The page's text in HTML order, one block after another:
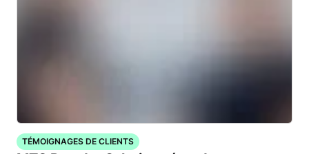
TÉMOIGNAGES DE CLIENTS